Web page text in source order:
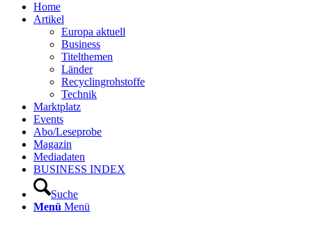
Home
Artikel
Europa aktuell
Business
Titelthemen
Länder
Recyclingrohstoffe
Technik
Marktplatz
Events
Abo/Leseprobe
Magazin
Mediadaten
BUSINESS INDEX
Suche
Menü Menü